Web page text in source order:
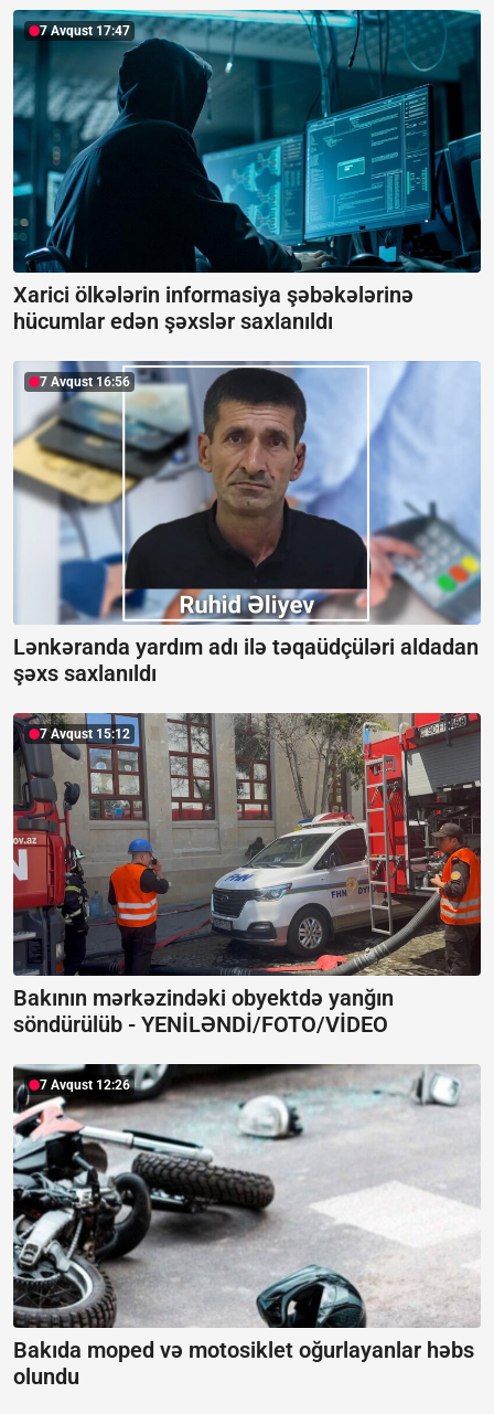
7 Avqust 17:47
Xarici ölkələrin informasiya şəbəkələrinə
hücumlar edən şəxslər saxlanıldı
7 Avqust 16:56
Lənkəranda yardım adı ilə təqaüdçüləri aldadan
şəxs saxlanıldı
7 Avqust 15:12
Bakının mərkəzindəki obyektdə yanğın
söndürülüb - YENİLƏNDİ/FOTO/VİDEO
7 Avqust 12:26
Bakıda moped və motosiklet oğurlayanlar həbs
olundu